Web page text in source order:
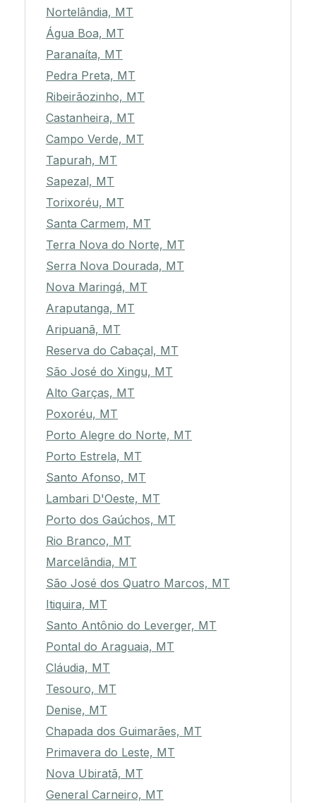
Nortelândia, MT
Água Boa, MT
Paranaíta, MT
Pedra Preta, MT
Ribeirãozinho, MT
Castanheira, MT
Campo Verde, MT
Tapurah, MT
Sapezal, MT
Torixoréu, MT
Santa Carmem, MT
Terra Nova do Norte, MT
Serra Nova Dourada, MT
Nova Maringá, MT
Araputanga, MT
Aripuanã, MT
Reserva do Cabaçal, MT
São José do Xingu, MT
Alto Garças, MT
Poxoréu, MT
Porto Alegre do Norte, MT
Porto Estrela, MT
Santo Afonso, MT
Lambari D'Oeste, MT
Porto dos Gaúchos, MT
Rio Branco, MT
Marcelândia, MT
São José dos Quatro Marcos, MT
Itiquira, MT
Santo Antônio do Leverger, MT
Pontal do Araguaia, MT
Cláudia, MT
Tesouro, MT
Denise, MT
Chapada dos Guimarães, MT
Primavera do Leste, MT
Nova Ubiratã, MT
General Carneiro, MT